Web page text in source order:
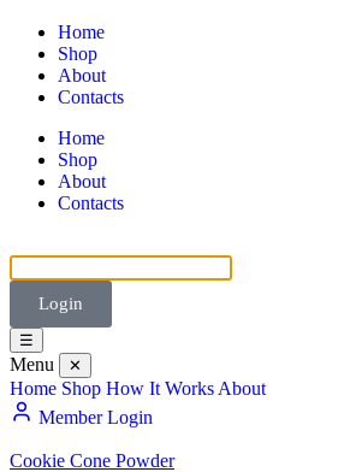
Home
Shop
About
Contacts
Home
Shop
About
Contacts
Login
☰
Menu ✕
Home Shop How It Works About
Member Login
Cookie Cone Powder